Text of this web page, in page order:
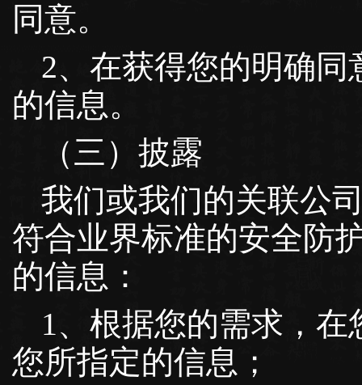
同意。
2、在获得您的明确
的信息。
（三）披露
我们或我们的关联公
符合业界标准的安全防
的信息：
1、根据您的需求，
您所指定的信息；